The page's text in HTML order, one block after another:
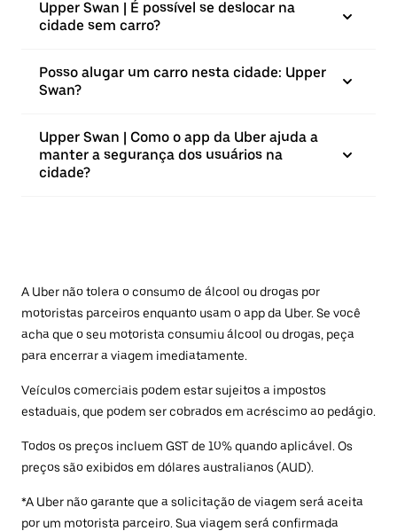
Upper Swan | É possível se deslocar na
cidade sem carro?
Posso alugar um carro nesta cidade: Upper
Swan?
Upper Swan | Como o app da Uber ajuda a
manter a segurança dos usuários na
cidade?
A Uber não tolera o consumo de álcool ou drogas por
motoristas parceiros enquanto usam o app da Uber. Se você
acha que o seu motorista consumiu álcool ou drogas, peça
para encerrar a viagem imediatamente.
Veículos comerciais podem estar sujeitos a impostos
estaduais, que podem ser cobrados em acréscimo ao pedágio.
Todos os preços incluem GST de 10% quando aplicável. Os
preços são exibidos em dólares australianos (AUD).
*A Uber não garante que a solicitação de viagem será aceita
por um motorista parceiro. Sua viagem será confirmada